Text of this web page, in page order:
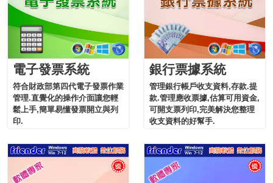
電子發票系統
符合財政部第四代電子發票作業
管理.直覺化的操作介面讓您輕
鬆上手,簡單易懂發票開立與列
印.
銀行票據系統
管理銀行帳戶收支資料,存款.提
款.管理應收票據,估算可用資金,
可開支票列印,完美解決您整理
收支資料的好幫手.